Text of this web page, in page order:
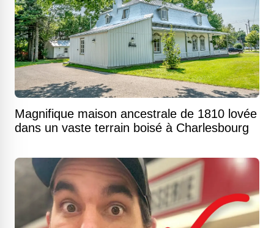
Magnifique maison ancestrale de 1810 lovée
dans un vaste terrain boisé à Charlesbourg